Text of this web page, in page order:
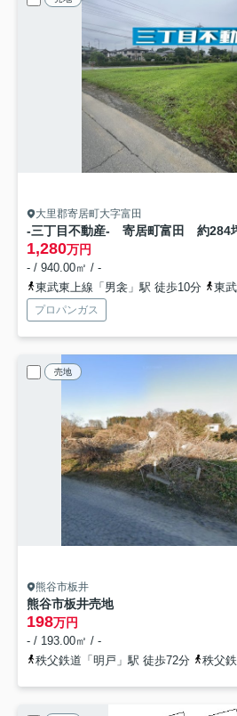
大里郡寄居町大字富田
-三丁目不動産- 寄居町富田 約284
1,280万円
- / 940.00㎡ / -
東武東上線「男衾」駅 徒歩10分
東武
プロパンガス
売地
熊谷市板井
熊谷市板井売地
198万円
- / 193.00㎡ / -
秩父鉄道「明戸」駅 徒歩72分
秩父